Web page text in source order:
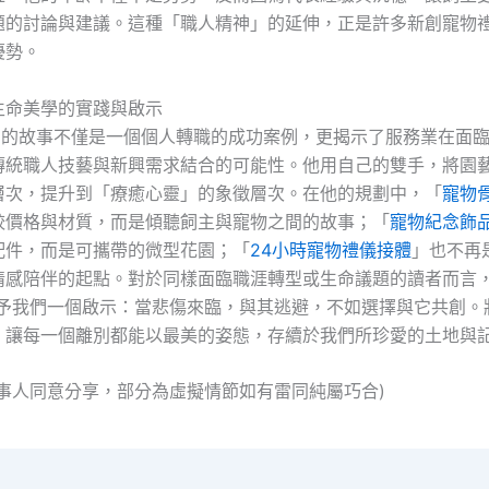
討論與建議。這種「職人精神」的延伸，正是許多新創寵物
。
美學的實踐與啟示
故事不僅是一個個人轉職的成功案例，更揭示了服務業在面
職人技藝與新興需求結合的可能性。他用自己的雙手，將園
，提升到「療癒心靈」的象徵層次。在他的規劃中，「寵物
格與材質，而是傾聽飼主與寵物之間的故事；「寵物紀念飾
，而是可攜帶的微型花園；「24小時寵物禮儀接體 」也不再
陪伴的起點。對於同樣面臨職涯轉型或生命議題的讀者而言
我們一個啟示：當悲傷來臨，與其逃避，不如選擇與它共創
每一個離別都能以最美的姿態，存續於我們所珍愛的土地與
人同意分享，部分為虛擬情節如有雷同純屬巧合)